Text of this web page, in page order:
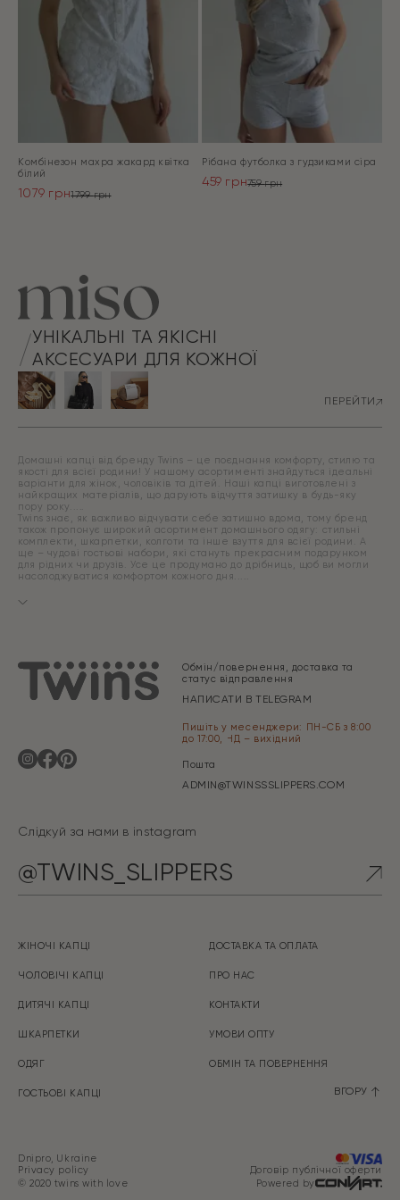
Комбінезон махра жакард квітка
білий
1799грн
1079 грн
Рібана футболка з гудзиками сіра
759грн
459 грн
УНІКАЛЬНІ ТА ЯКІСНІ
АКСЕСУАРИ ДЛЯ КОЖНОЇ
ПЕРЕЙТИ
Домашні капці від бренду Twins – це поєднання комфорту, стилю та
якості для всієї родини! У нашому асортименті знайдуться ідеальні
варіанти для жінок, чоловіків та дітей. Наші капці виготовлені з
найкращих матеріалів, що дарують відчуття затишку в будь-яку
пору року.
Twins знає, як важливо відчувати себе затишно вдома, тому бренд
також пропонує широкий асортимент домашнього одягу: стильні
комплекти, шкарпетки, колготи та інше взуття для всієї родини. А
ще – чудові гостьові набори, які стануть прекрасним подарунком
для рідних чи друзів. Усе це продумано до дрібниць, щоб ви могли
насолоджуватися комфортом кожного дня.
Обмін/повернення, доставка та
статус відправлення
НАПИСАТИ В TELEGRAM
Пишіть у месенджери: ПН-СБ з 8:00
до 17:00, НД – вихідний
Пошта
ADMIN@TWINSSSLIPPERS.COM
Слідкуй за нами в instagram
@TWINS_SLIPPERS
ЖІНОЧІ КАПЦІ
ЧОЛОВІЧІ КАПЦІ
ДИТЯЧІ КАПЦІ
ШКАРПЕТКИ
ОДЯГ
ГОСТЬОВІ КАПЦІ
ДОСТАВКА ТА ОПЛАТА
ПРО НАС
КОНТАКТИ
УМОВИ ОПТУ
ОБМІН ТА ПOBEPHEHHЯ
ВГОРУ
Dnipro, Ukraine
Powered by
Privacy policy
Договір публічної оферти
© 2020 twins with love